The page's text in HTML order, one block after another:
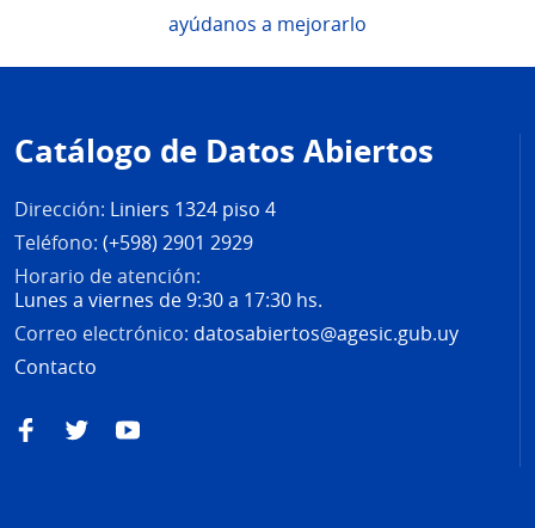
ayúdanos a mejorarlo
de
página
Catálogo de Datos Abiertos
Dirección: Liniers 1324 piso 4
Teléfono: (+598) 2901 2929
Horario de atención:
Lunes a viernes de 9:30 a 17:30 hs.
Correo electrónico: datosabiertos@agesic.gub.uy
Contacto
FacebookTwitterYouTube